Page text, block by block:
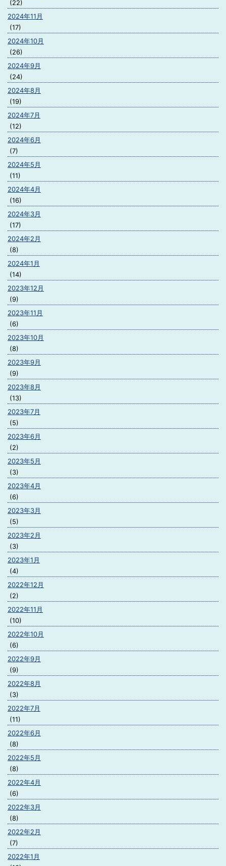
(22)
2024年11月
(17)
2024年10月
(26)
2024年9月
(24)
2024年8月
(19)
2024年7月
(12)
2024年6月
(7)
2024年5月
(11)
2024年4月
(16)
2024年3月
(17)
2024年2月
(8)
2024年1月
(14)
2023年12月
(9)
2023年11月
(6)
2023年10月
(8)
2023年9月
(9)
2023年8月
(13)
2023年7月
(5)
2023年6月
(2)
2023年5月
(3)
2023年4月
(6)
2023年3月
(5)
2023年2月
(3)
2023年1月
(4)
2022年12月
(2)
2022年11月
(10)
2022年10月
(6)
2022年9月
(9)
2022年8月
(3)
2022年7月
(11)
2022年6月
(8)
2022年5月
(8)
2022年4月
(6)
2022年3月
(8)
2022年2月
(7)
2022年1月